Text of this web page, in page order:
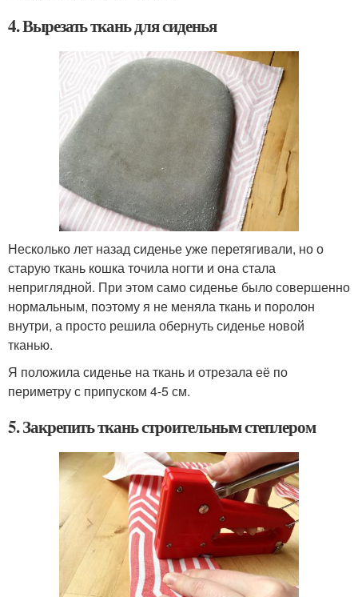
4. Вырезать ткань для сиденья
Несколько лет назад сиденье уже перетягивали, но о
старую ткань кошка точила ногти и она стала
неприглядной. При этом само сиденье было совершенно
нормальным, поэтому я не меняла ткань и поролон
внутри, а просто решила обернуть сиденье новой
тканью.
Я положила сиденье на ткань и отрезала её по
периметру с припуском 4-5 см.
5. Закрепить ткань строительным степлером